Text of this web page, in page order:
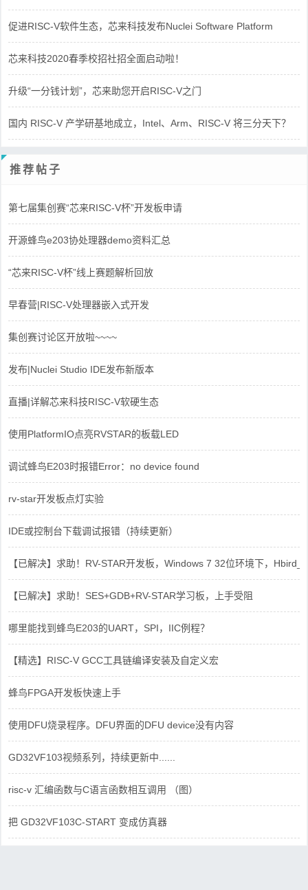
促进RISC-V软件生态，芯来科技发布Nuclei Software Platform
芯来科技2020春季校招社招全面启动啦！
升级“一分钱计划”，芯来助您开启RISC-V之门
国内 RISC-V 产学研基地成立，Intel、Arm、RISC-V 将三分天下？
推荐帖子
第七届集创赛“芯来RISC-V杯”开发板申请
开源蜂鸟e203协处理器demo资料汇总
“芯来RISC-V杯”线上赛题解析回放
早春营|RISC-V处理器嵌入式开发
集创赛讨论区开放啦~~~~
发布|Nuclei Studio IDE发布新版本
直播|详解芯来科技RISC-V软硬生态
使用PlatformIO点亮RVSTAR的板载LED
调试蜂鸟E203时报错Error：no device found
rv-star开发板点灯实验
IDE或控制台下载调试报错（持续更新）
【已解决】求助！RV-STAR开发板，Windows 7 32位环境下，
【已解决】求助！SES+GDB+RV-STAR学习板，上手受阻
哪里能找到蜂鸟E203的UART，SPI，IIC例程？
【精选】RISC-V GCC工具链编译安装及自定义宏
蜂鸟FPGA开发板快速上手
使用DFU烧录程序。DFU界面的DFU device没有内容
GD32VF103视频系列，持续更新中......
risc-v 汇编函数与C语言函数相互调用 （图）
把 GD32VF103C-START 变成仿真器